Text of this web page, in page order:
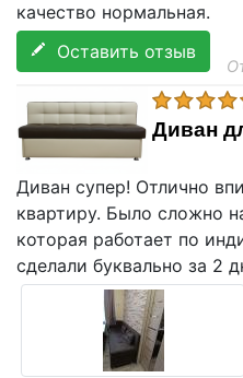
качество нормальная.
Оставить отзыв
Диван
Диван супер! Отлично
квартиру. Было сложно
которая работает по
сделали буквально за 2